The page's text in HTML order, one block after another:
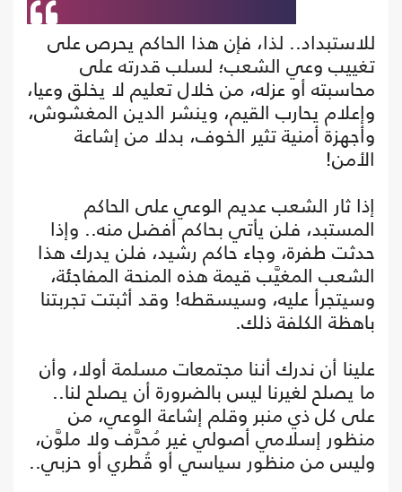
للاستبداد.. لذا، فإن هذا الحاكم يحرص على
تغييب وعي الشعب؛ لسلب قدرته على
محاسبته أو عزله، من خلال تعليم لا يخلق وعيا،
وإعلام يحارب القيم، وينشر الدين المغشوش،
وأجهزة أمنية تثير الخوف، بدلا من إشاعة
الأمن!
إذا ثار الشعب عديم الوعي على الحاكم
المستبد، فلن يأتي بحاكم أفضل منه.. وإذا
حدثت طفرة، وجاء حاكم رشيد، فلن يدرك هذا
الشعب المغيَّب قيمة هذه المنحة المفاجئة،
وسيتجرأ عليه، وسيسقطه! وقد أثبتت تجربتنا
باهظة الكلفة ذلك.
علينا أن ندرك أننا مجتمعات مسلمة أولا، وأن
ما يصلح لغيرنا ليس بالضرورة أن يصلح لنا..
على كل ذي منبر وقلم إشاعة الوعي، من
منظور إسلامي أصولي غير مُحرَّف ولا ملوَّن،
وليس من منظور سياسي أو قُطري أو حزبي..